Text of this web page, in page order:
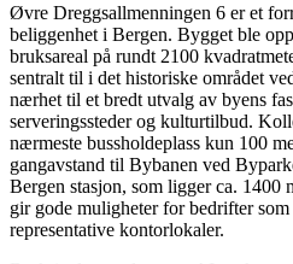
Øvre Dreggsallmenningen 6 er et
beliggenhet i Bergen. Bygget ble
bruksareal på rundt 2100
sentralt til i det historiske området
nærhet til et bredt utvalg av byens
serveringssteder og kulturtilbud.
nærmeste bussholdeplass kun 100
gangavstand til Bybanen ved
Bergen stasjon, som ligger ca. 1400
gir gode muligheter for bedrifter som
representative kontorlokaler.